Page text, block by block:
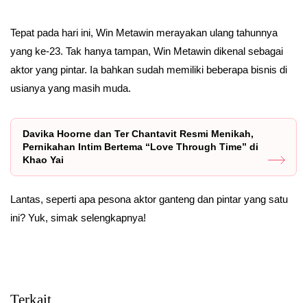
Tepat pada hari ini, Win Metawin merayakan ulang tahunnya
yang ke-23. Tak hanya tampan, Win Metawin dikenal sebagai
aktor yang pintar. Ia bahkan sudah memiliki beberapa bisnis di
usianya yang masih muda.
Davika Hoorne dan Ter Chantavit Resmi Menikah,
Pernikahan Intim Bertema “Love Through Time” di
Khao Yai
Lantas, seperti apa pesona aktor ganteng dan pintar yang satu
ini? Yuk, simak selengkapnya!
Terkait